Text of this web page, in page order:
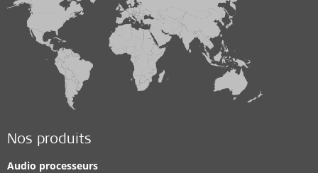
Nos produits
Audio processeurs